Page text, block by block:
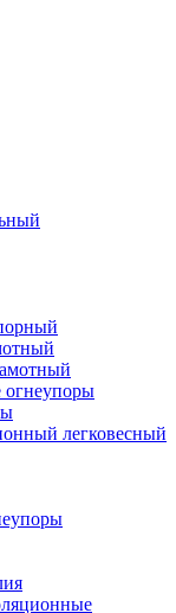
огнеупоры
легковесный